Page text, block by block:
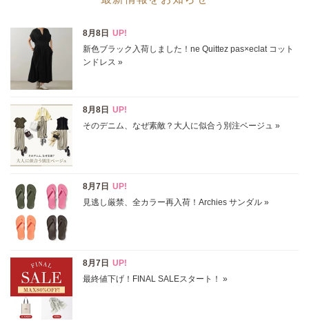
カテゴリ スカート全て
サイズ
掲載雑誌
価格
表示オプション
すべて
SALE商品
再入荷